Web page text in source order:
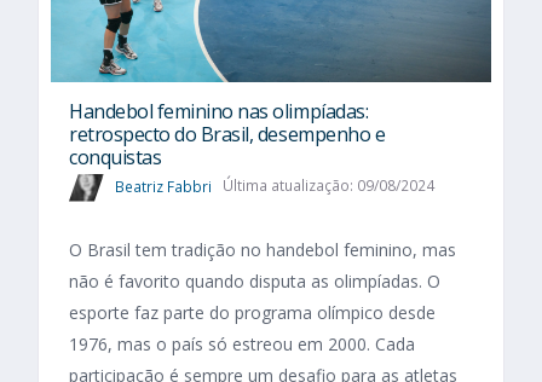
Handebol feminino nas olimpíadas:
retrospecto do Brasil, desempenho e
conquistas
Beatriz Fabbri Última atualização: 09/08/2024
O Brasil tem tradição no handebol feminino, mas
não é favorito quando disputa as olimpíadas. O
esporte faz parte do programa olímpico desde
1976, mas o país só estreou em 2000. Cada
participação é sempre um desafio para as atletas